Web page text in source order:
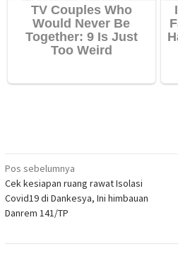
Navigasi
pos
Pos sebelumnya
Cek kesiapan ruang rawat Isolasi
Covid19 di Dankesya, Ini himbauan
Danrem 141/TP